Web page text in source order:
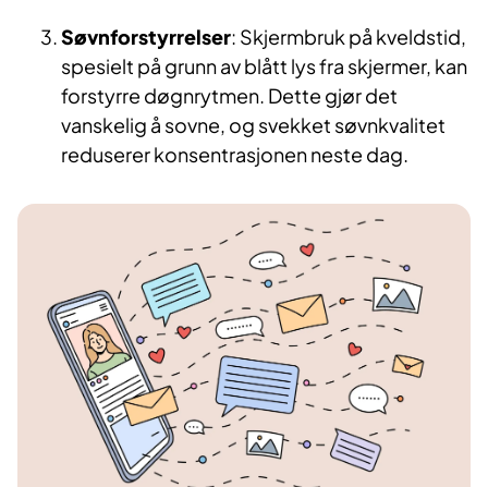
Søvnforstyrrelser: Skjermbruk på kveldstid,
spesielt på grunn av blått lys fra skjermer, kan
forstyrre døgnrytmen. Dette gjør det
vanskelig å sovne, og svekket søvnkvalitet
reduserer konsentrasjonen neste dag.